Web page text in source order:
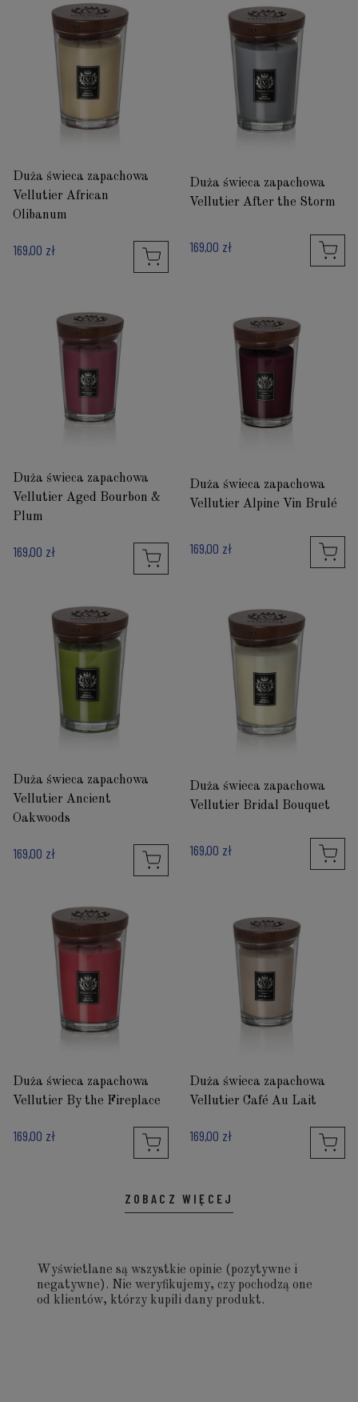
Duża świeca zapachowa
Vellutier African
Olibanum
169,00 zł
Duża świeca zapachowa
Vellutier After the Storm
169,00 zł
Duża świeca zapachowa
Vellutier Aged Bourbon &
Plum
169,00 zł
Duża świeca zapachowa
Vellutier Alpine Vin Brulé
169,00 zł
Duża świeca zapachowa
Vellutier Ancient
Oakwoods
169,00 zł
Duża świeca zapachowa
Vellutier Bridal Bouquet
169,00 zł
Duża świeca zapachowa
Vellutier By the Fireplace
169,00 zł
Duża świeca zapachowa
Vellutier Café Au Lait
169,00 zł
ZOBACZ WIĘCEJ
Wyświetlane są wszystkie opinie (pozytywne i
negatywne). Nie weryfikujemy, czy pochodzą one
od klientów, którzy kupili dany produkt.